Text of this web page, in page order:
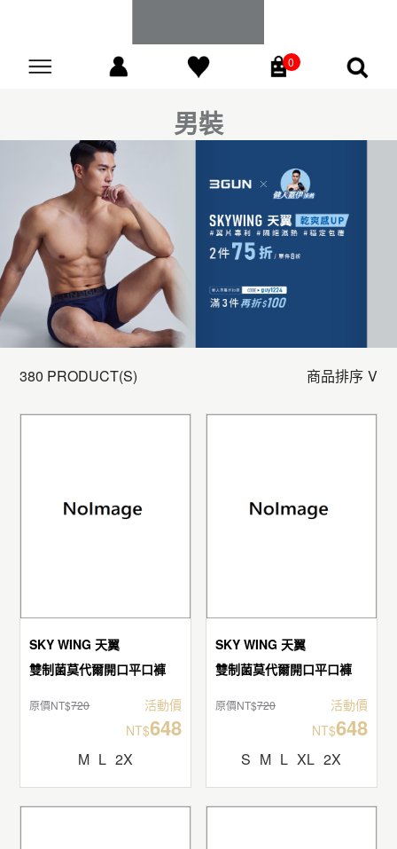
0
男裝
380 PRODUCT(S) 商品排序
SKY WING 天翼
雙制菌莫代爾開口平口褲
原價NT$720
活動價
NT$648
M L 2X
SKY WING 天翼
雙制菌莫代爾開口平口褲
原價NT$720
活動價
NT$648
S M L XL 2X